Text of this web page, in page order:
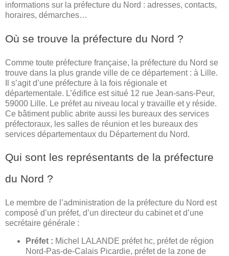
informations sur la préfecture du Nord : adresses, contacts,
horaires, démarches…
Où se trouve la préfecture du Nord ?
Comme toute préfecture française, la préfecture du Nord se
trouve dans la plus grande ville de ce département : à Lille.
Il s’agit d’une préfecture à la fois régionale et
départementale. L’édifice est situé 12 rue Jean-sans-Peur,
59000 Lille. Le préfet au niveau local y travaille et y réside.
Ce bâtiment public abrite aussi les bureaux des services
préfectoraux, les salles de réunion et les bureaux des
services départementaux du Département du Nord.
Qui sont les représentants de la préfecture
du Nord ?
Le membre de l’administration de la préfecture du Nord est
composé d’un préfet, d’un directeur du cabinet et d’une
secrétaire générale :
Préfet : Michel LALANDE préfet hc, préfet de région
Nord-Pas-de-Calais Picardie, préfet de la zone de